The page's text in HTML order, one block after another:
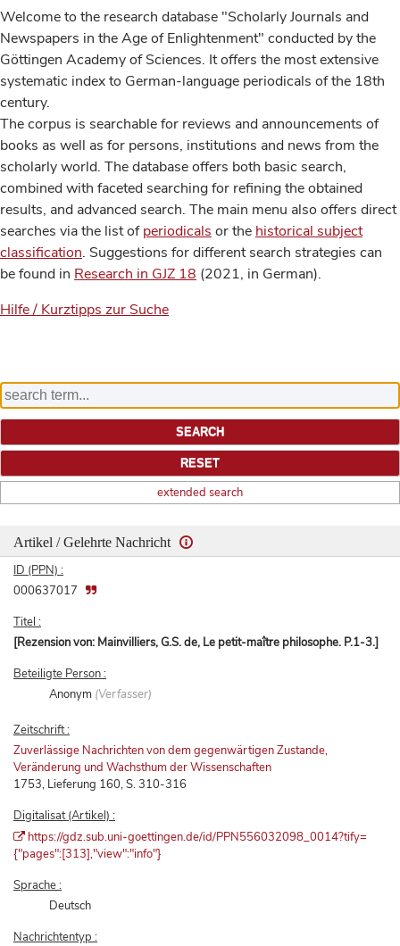
Welcome to the research database "Scholarly Journals and
Newspapers in the Age of Enlightenment" conducted by the
Göttingen Academy of Sciences. It offers the most extensive
systematic index to German-language periodicals of the 18th
century.
The corpus is searchable for reviews and announcements of
books as well as for persons, institutions and news from the
scholarly world. The database offers both basic search,
combined with faceted searching for refining the obtained
results, and advanced search. The main menu also offers direct
searches via the list ofperiodicals or the historical subject
classification. Suggestions for different search strategies can
be found in Research in GJZ 18 (2021, in German).
Hilfe / Kurztipps zur Suche
extended search
Artikel / Gelehrte Nachricht
ID (PPN) :
000637017
Titel :
[Rezension von: Mainvilliers, G.S. de, Le petit-maître philosophe. P.1-3.]
Beteiligte Person :
Anonym (Verfasser)
Zeitschrift :
Zuverlässige Nachrichten von dem gegenwärtigen Zustande,
Veränderung und Wachsthum der Wissenschaften
1753, Lieferung 160, S. 310-316
Digitalisat (Artikel) :
https://gdz.sub.uni-goettingen.de/id/PPN556032098_0014?tify=
{"pages":[313],"view":"info"}
Sprache :
Deutsch
Nachrichtentyp :